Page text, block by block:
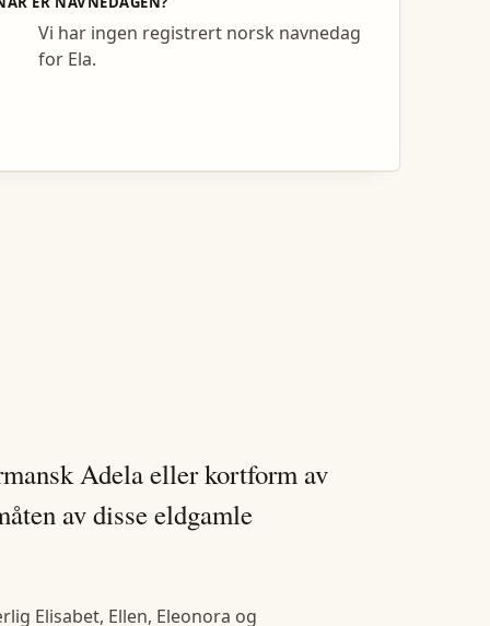
Vi har ingen registrert norsk navnedag
for Ela.
Adela eller kortform av
av disse eldgamle
Elisabet, Ellen, Eleonora og